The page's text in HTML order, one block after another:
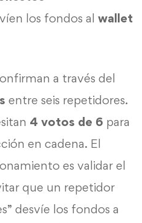
los fondos al wallet
a través del
entre seis repetidores.
4 votos de 6 para
en cadena. El
es validar el
que un repetidor
desvíe los fondos a